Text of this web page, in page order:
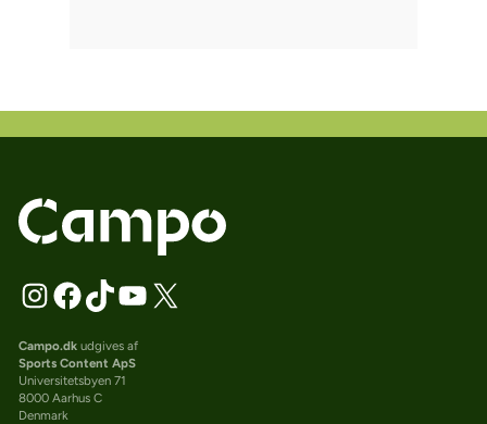
Campo.dkudgives af
Sports Content ApS
Universitetsbyen 71
8000 Aarhus C
Denmark